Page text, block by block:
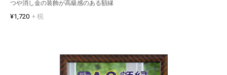
つや消し金の装飾が高級感のある額縁
¥1,720 + 税